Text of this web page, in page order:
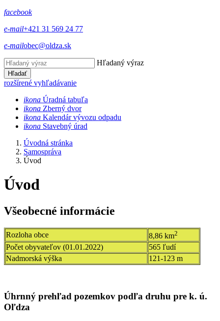
facebook
e-mail+421 31 569 24 77
e-mailobec@oldza.sk
Hľadaný výraz
Hľadať
rozšírené vyhľadávanie
ikona Úradná tabuľa
ikona Zberný dvor
ikona Kalendár vývozu odpadu
ikona Stavebný úrad
Úvodná stránka
Samospráva
Úvod
Úvod
Všeobecné informácie
Rozloha obce 8,86 km2
Počet obyvateľov (01.01.2022)
565 ľudí
Nadmorská výška
121-123 m
Úhrnný prehľad pozemkov podľa druhu pre k. ú.
Oľdza